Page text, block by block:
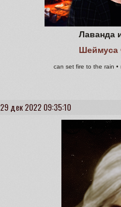
Лаванда
Шеймуса
can set fire to the rain
29 дек 2022 09:35:10